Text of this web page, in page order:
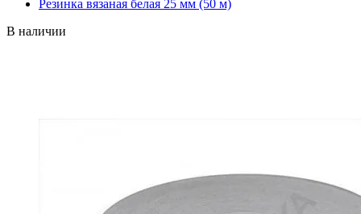
Резинка вязаная белая 25 мм (50 м)
В наличии